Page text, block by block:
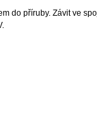
do příruby. Závit ve